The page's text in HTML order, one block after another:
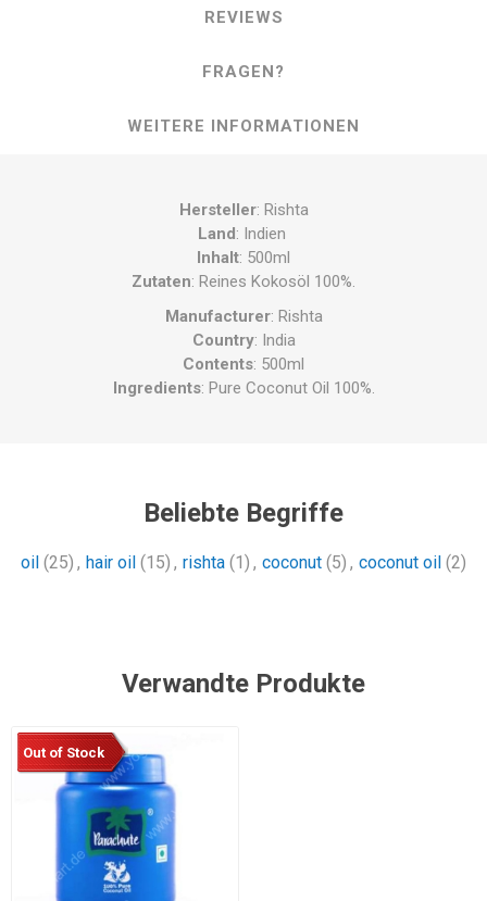
REVIEWS
FRAGEN?
WEITERE INFORMATIONEN
Hersteller: Rishta
Land: Indien
Inhalt: 500ml
Zutaten: Reines Kokosöl 100%.
Manufacturer: Rishta
Country: India
Contents: 500ml
Ingredients: Pure Coconut Oil 100%.
Beliebte Begriffe
oil (25) , hair oil (15) , rishta (1) , coconut (5) , coconut oil (2)
Verwandte Produkte
Out of Stock